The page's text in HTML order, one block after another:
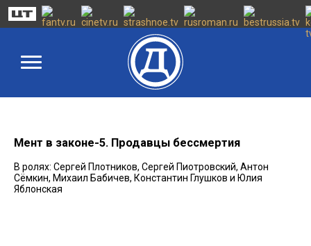
Мент в законе-5. Продавцы бессмертия
В ролях: Сергей Плотников, Сергей Пиотровский, Антон
Сёмкин, Михаил Бабичев, Константин Глушков и Юлия
Яблонская